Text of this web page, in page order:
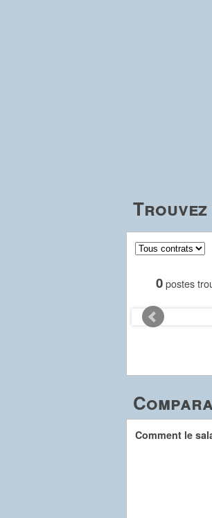
Trouvez
0postes
Comment le